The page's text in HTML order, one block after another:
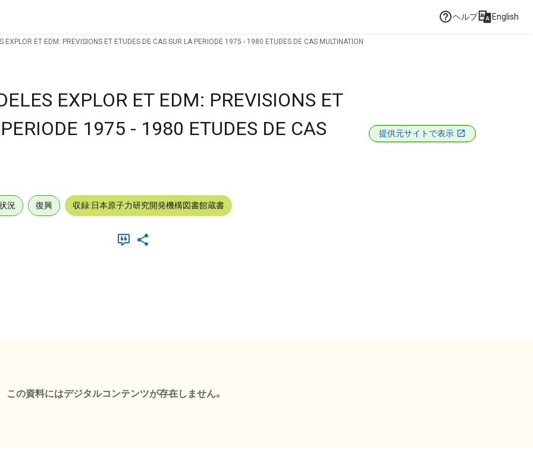
ヘルプ English
EXPLOR ET EDM: PREVISIONS ET ETUDES DE CAS SUR LA PERIODE 1975 - 1980 ETUDES DE CAS MULTINATION
EXPLOR ET EDM: PREVISIONS ET
1975 - 1980 ETUDES DE CAS
提供元サイトで表示
況 復興 収録:日本原子力研究開発機構図書館蔵書
この資料にはデジタルコンテンツが存在しません。